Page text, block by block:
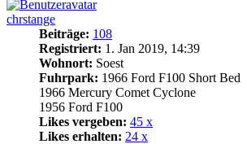
chrstange
Beiträge: 108
Registriert: 1. Jan 2019, 14:39
Wohnort: Soest
Fuhrpark: 1966 Ford F100 Short Bed
1966 Mercury Comet Cyclone
1956 Ford F100
Likes vergeben: 45 x
Likes erhalten: 24 x